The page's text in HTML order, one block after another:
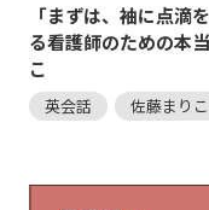
「まずは、袖に点滴
る看護師のための本
こ
英会話 佐藤まりこ